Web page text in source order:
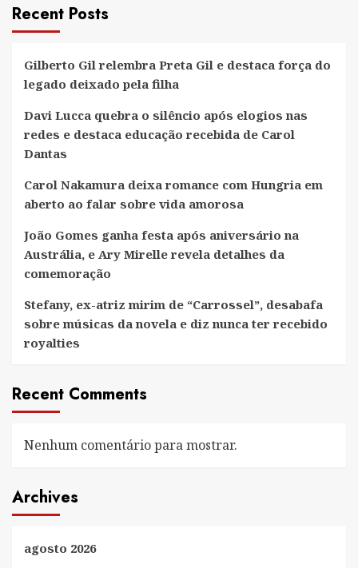
Recent Posts
Gilberto Gil relembra Preta Gil e destaca força do
legado deixado pela filha
Davi Lucca quebra o silêncio após elogios nas
redes e destaca educação recebida de Carol
Dantas
Carol Nakamura deixa romance com Hungria em
aberto ao falar sobre vida amorosa
João Gomes ganha festa após aniversário na
Austrália, e Ary Mirelle revela detalhes da
comemoração
Stefany, ex-atriz mirim de “Carrossel”, desabafa
sobre músicas da novela e diz nunca ter recebido
royalties
Recent Comments
Nenhum comentário para mostrar.
Archives
agosto 2026